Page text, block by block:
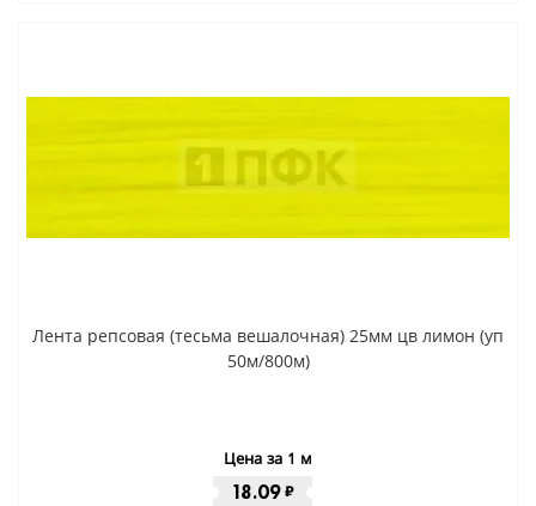
Лента репсовая (тесьма вешалочная) 25мм цв лимон (уп
50м/800м)
Цена за 1 м
18.09 ₽